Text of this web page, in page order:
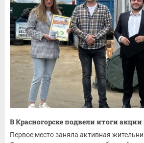
В Красногорске подвели итоги
Первое место заняла активная